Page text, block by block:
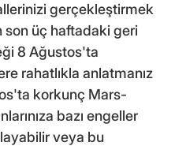
gerçekleştirmek
son üç haftadaki geri
8 Ağustos'ta
rahatlıkla anlatmanız
korkunç Mars-
bazı engeller
veya bu